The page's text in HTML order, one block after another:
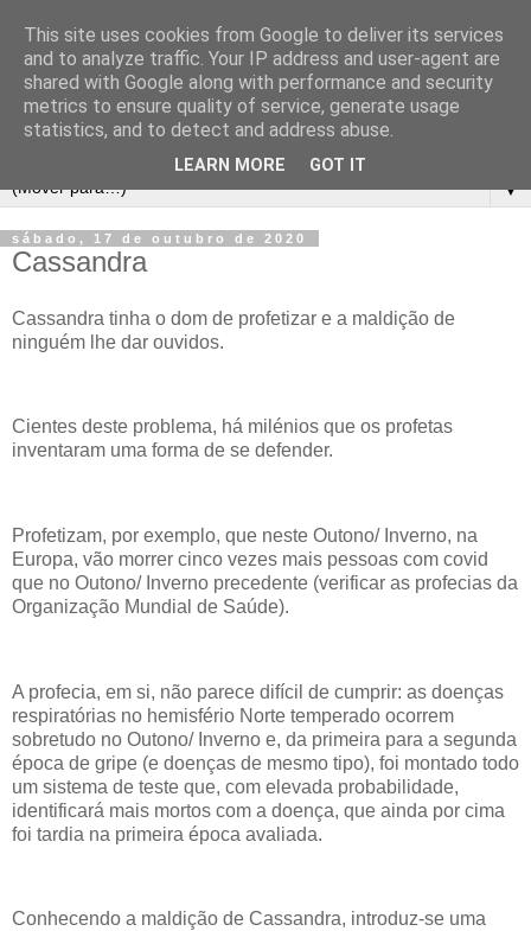
▼
sábado, 17 de outubro de 2020
Cassandra
Cassandra tinha o dom de profetizar e a maldição de
ninguém lhe dar ouvidos.
Cientes deste problema, há milénios que os profetas
inventaram uma forma de se defender.
Profetizam, por exemplo, que neste Outono/ Inverno, na
Europa, vão morrer cinco vezes mais pessoas com covid
que no Outono/ Inverno precedente (verificar as profecias da
Organização Mundial de Saúde).
A profecia, em si, não parece difícil de cumprir: as doenças
respiratórias no hemisfério Norte temperado ocorrem
sobretudo no Outono/ Inverno e, da primeira para a segunda
época de gripe (e doenças de mesmo tipo), foi montado todo
um sistema de teste que, com elevada probabilidade,
identificará mais mortos com a doença, que ainda por cima
foi tardia na primeira época avaliada.
Conhecendo a maldição de Cassandra, introduz-se uma
This site uses cookies from Google to deliver its services
and to analyze traffic. Your IP address and user-agent are
shared with Google along with performance and security
metrics to ensure quality of service, generate usage
statistics, and to detect and address abuse.
LEARN MORE GOT IT